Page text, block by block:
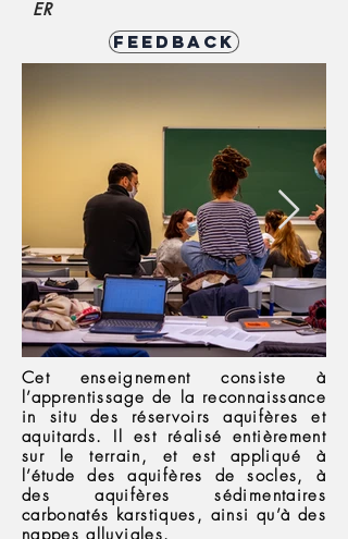
ER
Feedback
Cet enseignement consiste à
l’apprentissage de la reconnaissance
in situ des réservoirs aquifères et
aquitards. Il est réalisé entièrement
sur le terrain, et est appliqué à
l’étude des aquifères de socles, à
des aquifères sédimentaires
carbonatés karstiques, ainsi qu’à des
nappes alluviales.